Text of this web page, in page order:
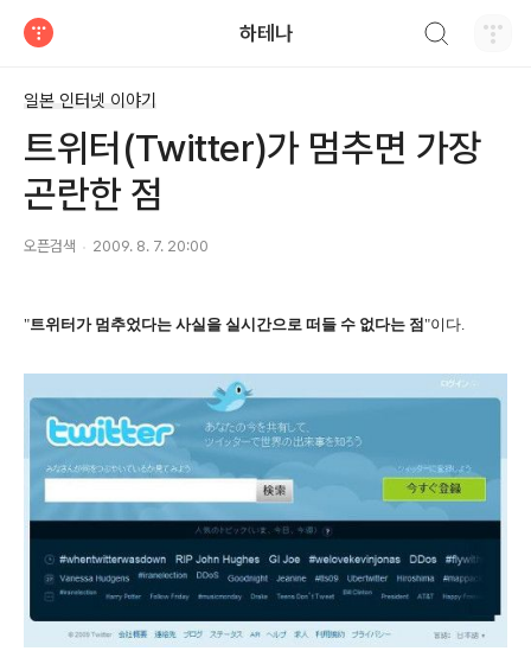
하테나
일본 인터넷 이야기
트위터(Twitter)가 멈추면 가장
곤란한 점
오픈검색 2009. 8. 7. 20:00
"트위터가 멈추었다는 사실을 실시간으로 떠들 수 없다는 점 "이다.